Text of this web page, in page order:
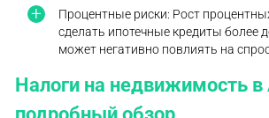
Процентные риски: Рост
сделать ипотечные кредиты более
может негативно повлиять на
Налоги на недвижимость в